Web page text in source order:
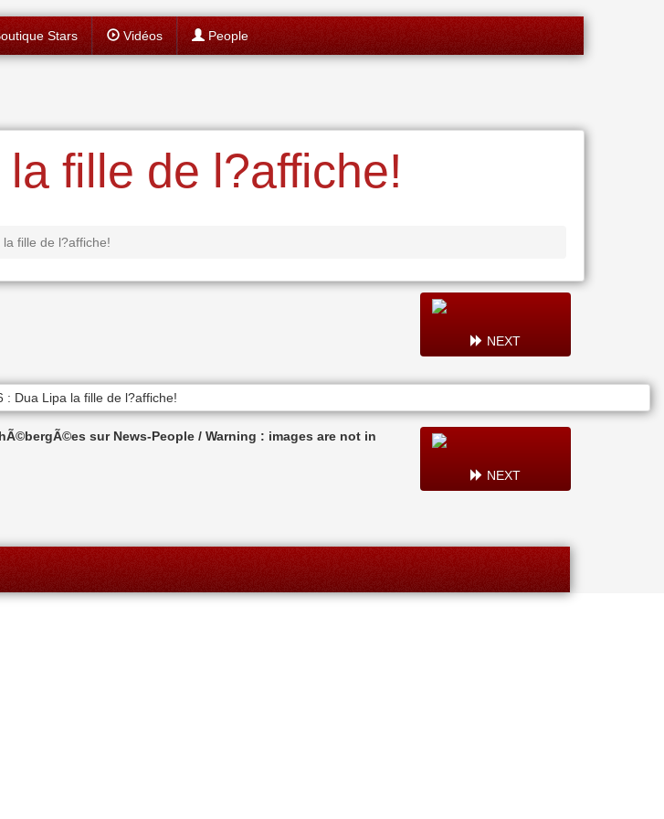
Stars Vidéos People
fille de l?affiche!
fille de l?affiche!
NEXT
sur News-People / Warning : images are not in
NEXT